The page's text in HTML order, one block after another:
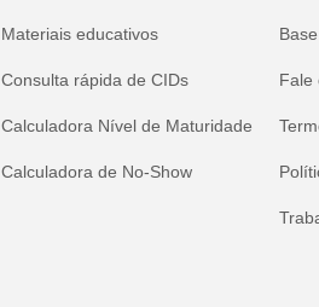
Materiais educativos
Consulta rápida de CIDs
Calculadora Nível de Maturidade
Calculadora de No-Show
Fale